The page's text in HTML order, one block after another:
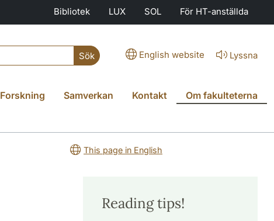
Bibliotek LUX SOL För HT-anställda
Sök English website Lyssna
Forskning Samverkan Kontakt Om fakulteterna
This page in English
Reading tips!